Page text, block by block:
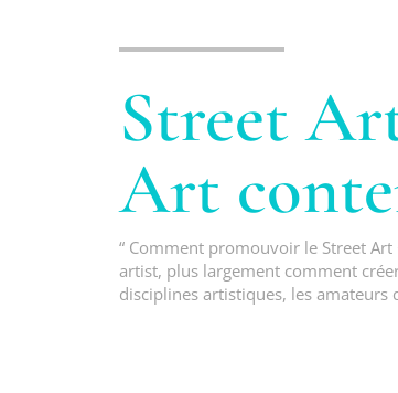
Street
Art
“ Comment promouvoir le Street
artist, plus largement comment
disciplines artistiques, les amateurs